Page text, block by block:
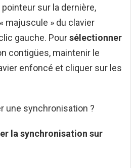
sur la dernière,
majuscule » du clavier
gauche. Poursélectionner
contigües, maintenir le
enfoncé et cliquer sur les
une synchronisation ?
lasynchronisation sur